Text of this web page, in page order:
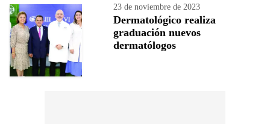
23 de noviembre de 2023
Dermatológico realiza
graduación nuevos
dermatólogos